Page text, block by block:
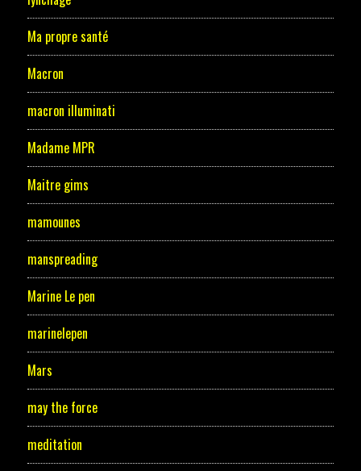
Ma propre santé
Macron
macron illuminati
Madame MPR
Maitre gims
mamounes
manspreading
Marine Le pen
marinelepen
Mars
may the force
meditation